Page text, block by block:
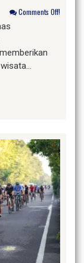
Comments Off!